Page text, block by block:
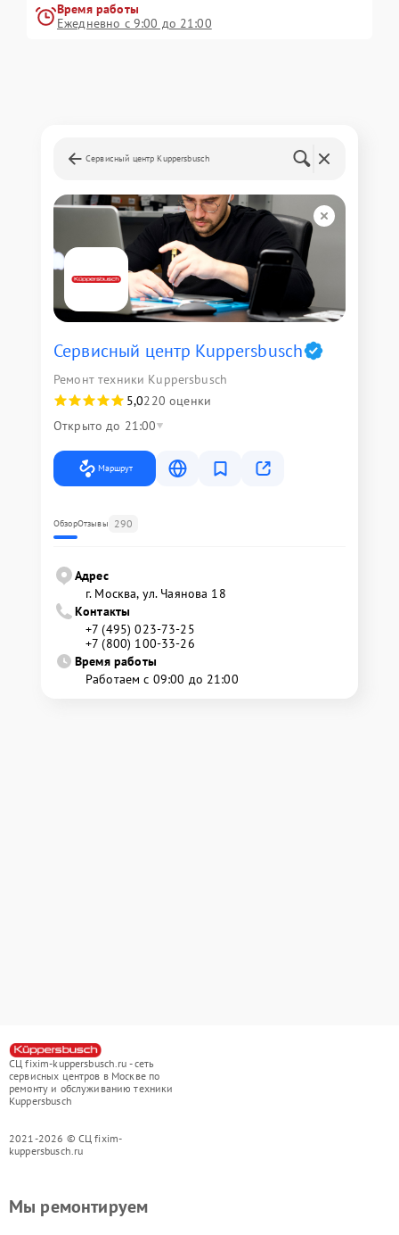
Время работы
Ежедневно с 9:00 до 21:00
Сервисный центр Kuppersbusch
Сервисный центр Kuppersbusch
Ремонт техники Kuppersbusch
5,0220 оценки
Открыто до 21:00
Маршрут
ОбзорОтзывы 290
Адрес
г. Москва, ул. Чаянова 18
Контакты
+7 (495) 023-73-25
+7 (800) 100-33-26
Время работы
Работаем с 09:00 до 21:00
СЦ fixim-kuppersbusch.ru - сеть
сервисных центров в Москве по
ремонту и обслуживанию техники
Kuppersbusch
2021-2026 © СЦ fixim-
kuppersbusch.ru
Мы ремонтируем